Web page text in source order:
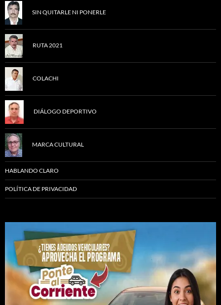
SIN QUITARLE NI PONERLE
RUTA 2021
COLACHI
DIÁLOGO DEPORTIVO
MARCA CULTURAL
HABLANDO CLARO
POLÍTICA DE PRIVACIDAD